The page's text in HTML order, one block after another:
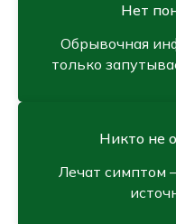
Нет
Обрывочная
только
Никто не
Лечат симптом